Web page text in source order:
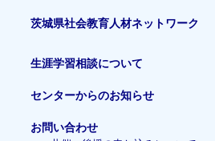
茨城県社会教育人材ネットワーク
生涯学習相談について
センターからのお知らせ
お問い合わせ